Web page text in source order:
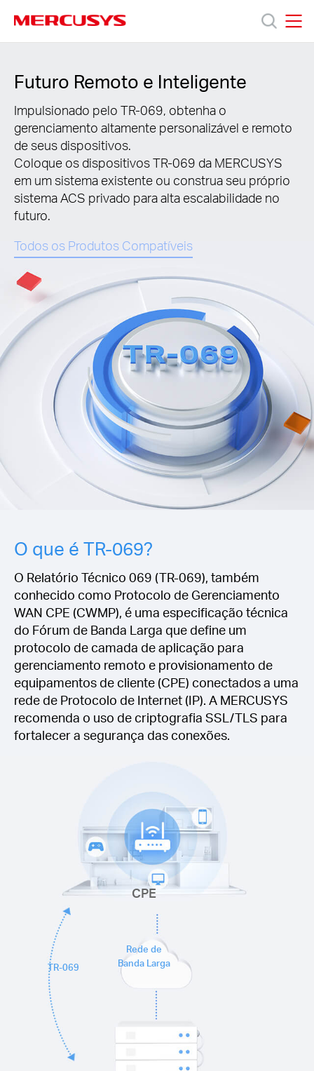
Suporte
Sobre
Brazil
Portuguese
Futuro Remoto e Inteligente
Impulsionado pelo TR-069, obtenha o
gerenciamento altamente personalizável e remoto
de seus dispositivos.
Coloque os dispositivos TR-069 da MERCUSYS
em um sistema existente ou construa seu próprio
sistema ACS privado para alta escalabilidade no
futuro.
Todos os Produtos Compatíveis
O que é TR-069?
O Relatório Técnico 069 (TR-069), também
conhecido como Protocolo de Gerenciamento
WAN CPE (CWMP), é uma especificação técnica
do Fórum de Banda Larga que define um
protocolo de camada de aplicação para
gerenciamento remoto e provisionamento de
equipamentos de cliente (CPE) conectados a uma
rede de Protocolo de Internet (IP). A MERCUSYS
recomenda o uso de criptografia SSL/TLS para
fortalecer a segurança das conexões.
TR-069
Rede de
Banda Larga
CPE